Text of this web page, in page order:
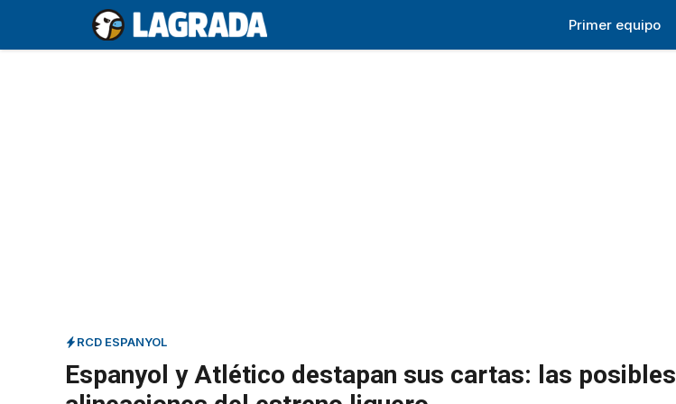
contenido
Primer equipo
RCD ESPANYOL
Espanyol y Atlético destapan sus cartas: las posibles